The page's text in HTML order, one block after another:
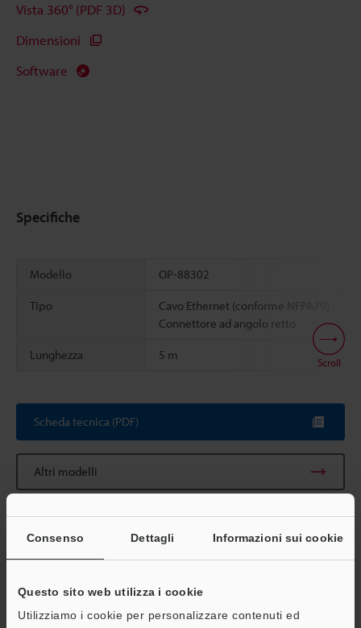
Consenso Dettagli Informazioni sui cookie
Questo sito web utilizza i cookie
Utilizziamo i cookie per personalizzare contenuti ed
Vista 360° (PDF 3D)
Dimensioni
Software
Specifiche
Modello OP-88302
Tipo
Cavo Ethernet (conforme NFPA79)
Connettore ad angolo retto
Lunghezza 5 m Scroll
Scheda tecnica (PDF)
Altri modelli